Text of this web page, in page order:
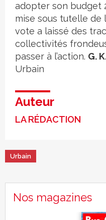
adopter son budget
mise sous tutelle de
vote a laissé des
collectivités
passer à l’action. G.
Urbain
Auteur
LA RÉDACTION
Urbain
Nos magazines